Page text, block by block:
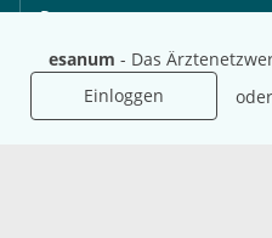
esanum - Das
Einloggen
oder
Presse
Jobs